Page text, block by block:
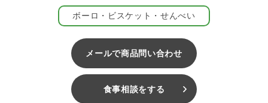
ころころボーロ むらさき芋
ころころボーロ ヤギミルク
の全部で4種類。好きな味を選べるので、「うちの子はどれが好
きかな？」「今日はこの味にしてみようかな！」「あの子にはこ
んな組み合わせが喜ばれそうだね！」…などなど、たくさんお話
をしながら、楽しく選んでくださいね。使い切りしやすい【30g
サイズ】だから、色々お試しいただけます。
ボーロ・ビスケット・せんべい
メールで商品問い合わせ
食事相談をする